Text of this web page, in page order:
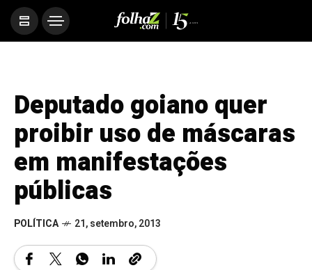
Deputado goiano quer
proibir uso de máscaras
em manifestações
públicas
POLÍTICA 21, setembro, 2013